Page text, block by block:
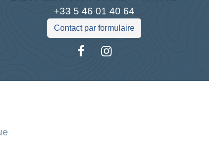
+33 5 46 01 40 64
Contact par formulaire